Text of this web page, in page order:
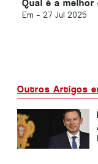
Qual é a
Em - 27 Jul 2025
Outros Artigos